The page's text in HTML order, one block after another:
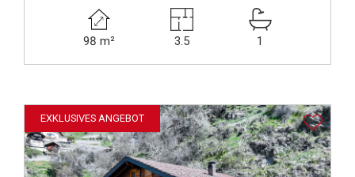
98 m² 3.5 1
EXKLUSIVES ANGEBOT